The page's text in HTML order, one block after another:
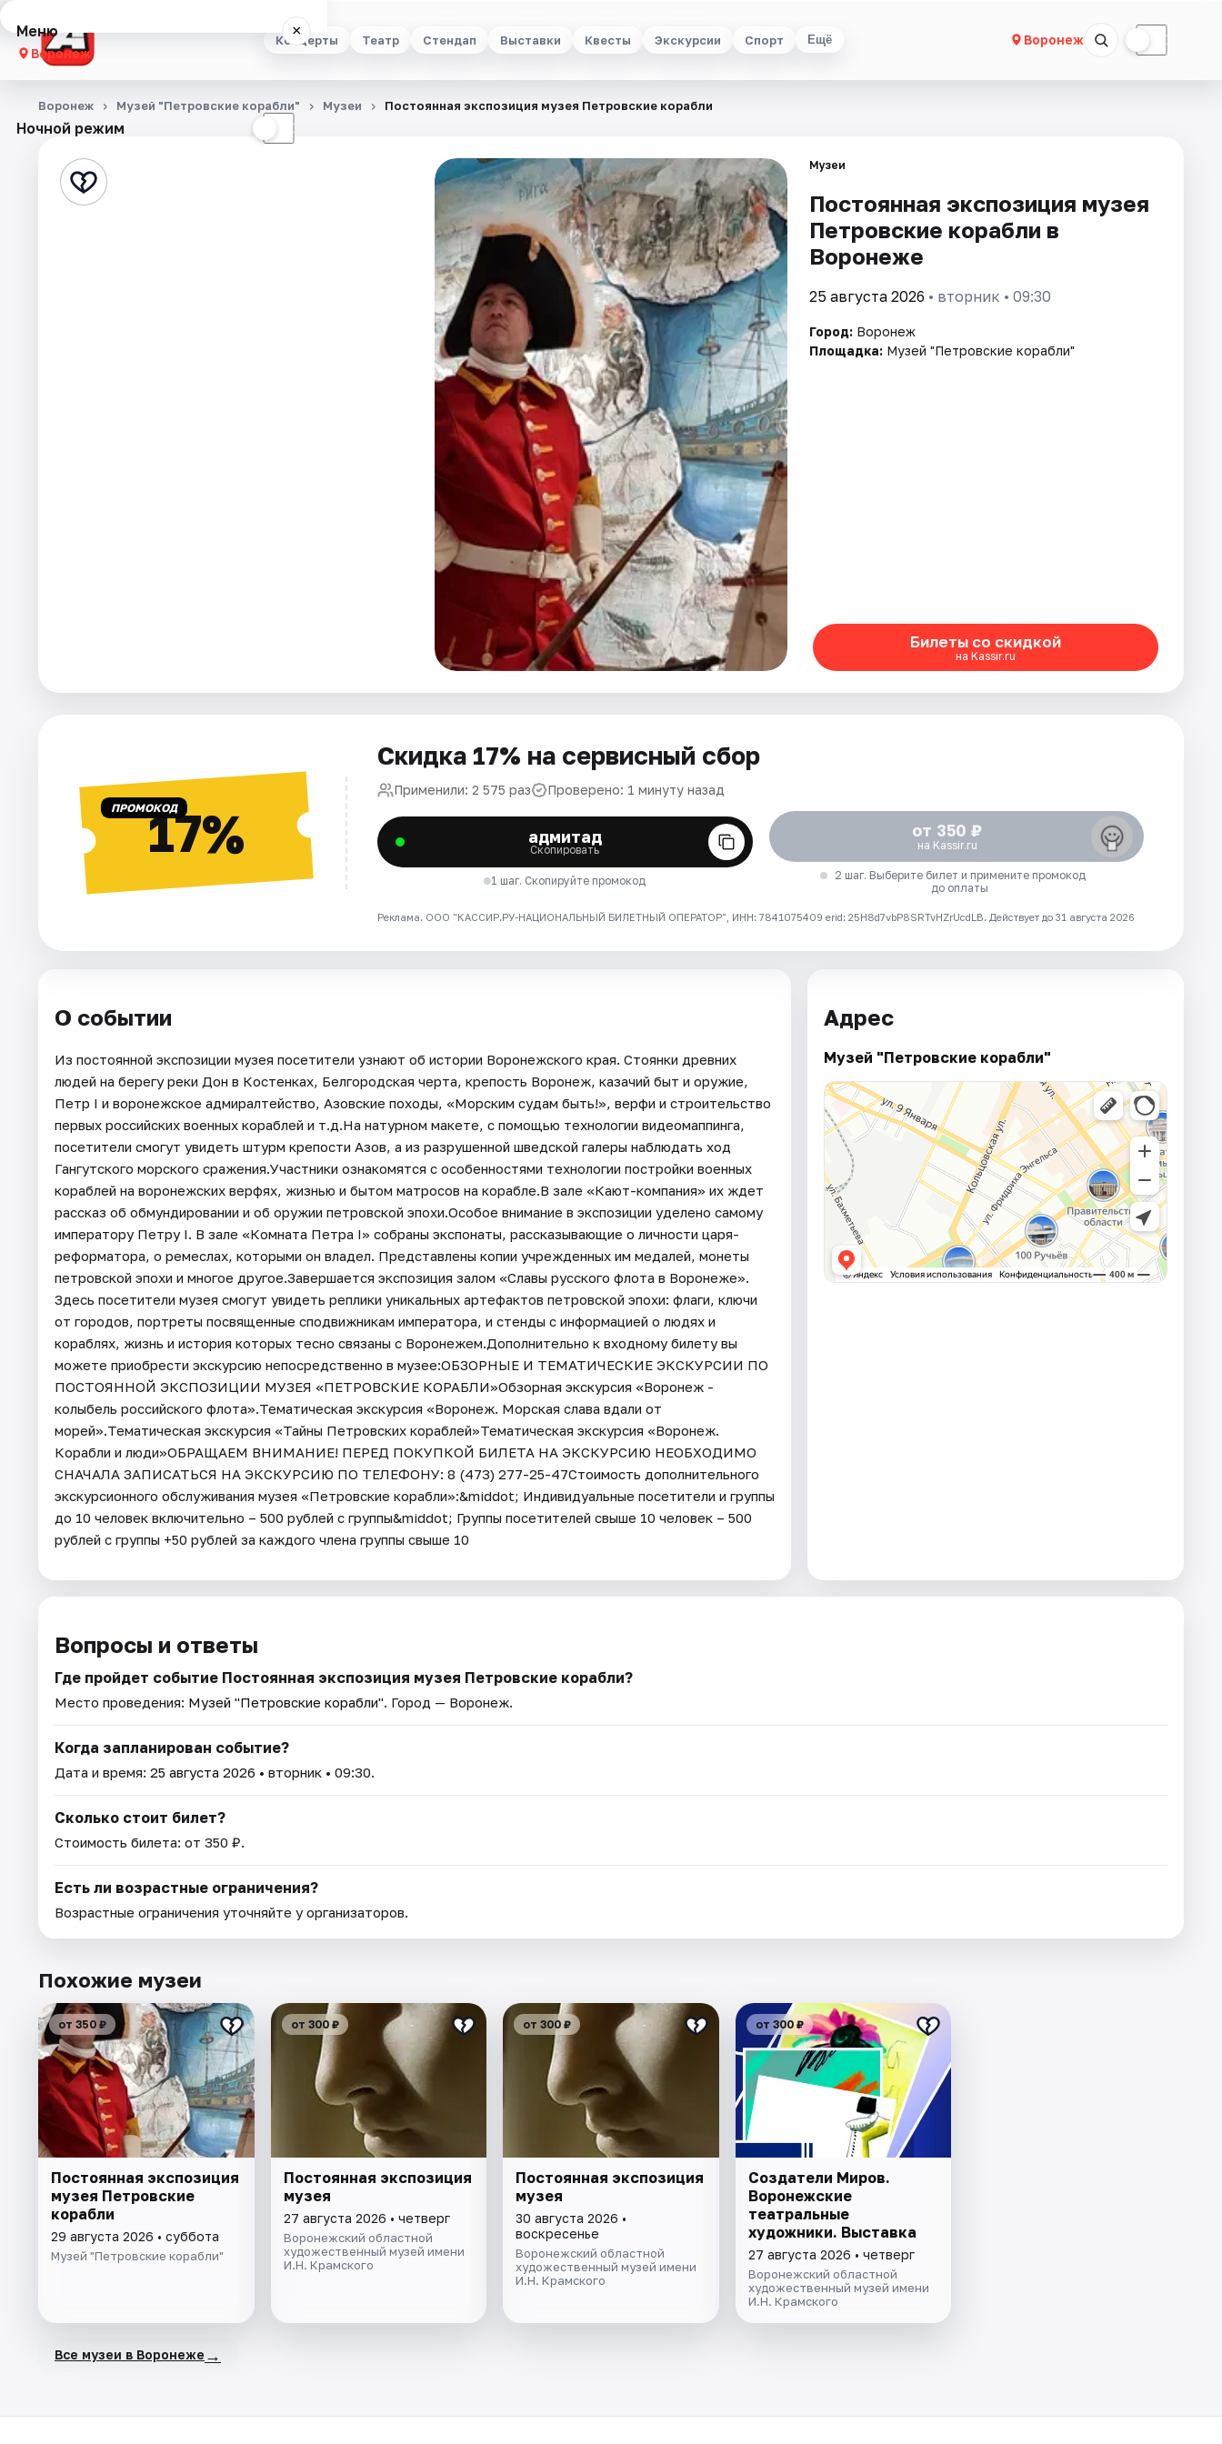
Концерты Театр Стендап Выставки Квесты Экскурсии Спорт Ещё Воронеж ☾
Меню ×
Воронеж
Концерты
Стендап
Ночной режим ☾
Воронеж Музей "Петровские корабли" Музеи Постоянная экспозиция музея Петровские корабли
Музеи
Постоянная экспозиция музея
Петровские корабли в
Воронеже
25 августа 2026 • вторник • 09:30
Город: Воронеж
Площадка: Музей "Петровские корабли"
Билеты со скидкой
на Kassir.ru
ПРОМОКОД17%
Скидка 17% на сервисный сбор
Применили: 2 575 раз Проверено: 1 минуту назад
адмитад
Скопировать
1 шаг. Скопируйте промокод
от 350 ₽
на Kassir.ru
2 шаг. Выберите билет и примените промокод
до оплаты
Реклама. ООО "КАССИР.РУ-НАЦИОНАЛЬНЫЙ БИЛЕТНЫЙ ОПЕРАТОР", ИНН: 7841075409 erid: 25H8d7vbP8SRTvHZrUcdLB. Действует до 31 августа 2026
О событии
Из постоянной экспозиции музея посетители узнают об истории Воронежского края. Стоянки древних
людей на берегу реки Дон в Костенках, Белгородская черта, крепость Воронеж, казачий быт и оружие,
Петр I и воронежское адмиралтейство, Азовские походы, «Морским судам быть!», верфи и строительство
первых российских военных кораблей и т.д.На натурном макете, с помощью технологии видеомаппинга,
посетители смогут увидеть штурм крепости Азов, а из разрушенной шведской галеры наблюдать ход
Гангутского морского сражения.Участники ознакомятся с особенностями технологии постройки военных
кораблей на воронежских верфях, жизнью и бытом матросов на корабле.В зале «Кают-компания» их ждет
рассказ об обмундировании и об оружии петровской эпохи.Особое внимание в экспозиции уделено самому
императору Петру I. В зале «Комната Петра I» собраны экспонаты, рассказывающие о личности царя-
реформатора, о ремеслах, которыми он владел. Представлены копии учрежденных им медалей, монеты
петровской эпохи и многое другое.Завершается экспозиция залом «Славы русского флота в Воронеже».
Здесь посетители музея смогут увидеть реплики уникальных артефактов петровской эпохи: флаги, ключи
от городов, портреты посвященные сподвижникам императора, и стенды с информацией о людях и
кораблях, жизнь и история которых тесно связаны с Воронежем.Дополнительно к входному билету вы
можете приобрести экскурсию непосредственно в музее:ОБЗОРНЫЕ И ТЕМАТИЧЕСКИЕ ЭКСКУРСИИ ПО
ПОСТОЯННОЙ ЭКСПОЗИЦИИ МУЗЕЯ «ПЕТРОВСКИЕ КОРАБЛИ»Обзорная экскурсия «Воронеж -
колыбель российского флота».Тематическая экскурсия «Воронеж. Морская слава вдали от
морей».Тематическая экскурсия «Тайны Петровских кораблей»Тематическая экскурсия «Воронеж.
Корабли и люди»ОБРАЩАЕМ ВНИМАНИЕ! ПЕРЕД ПОКУПКОЙ БИЛЕТА НА ЭКСКУРСИЮ НЕОБХОДИМО
СНАЧАЛА ЗАПИСАТЬСЯ НА ЭКСКУРСИЮ ПО ТЕЛЕФОНУ: 8 (473) 277-25-47Стоимость дополнительного
экскурсионного обслуживания музея «Петровские корабли»:&middot; Индивидуальные посетители и группы
до 10 человек включительно – 500 рублей с группы&middot; Группы посетителей свыше 10 человек – 500
рублей с группы +50 рублей за каждого члена группы свыше 10
Адрес
Музей "Петровские корабли"
Вопросы и ответы
Где пройдет событие Постоянная экспозиция музея Петровские корабли?
Место проведения: Музей "Петровские корабли". Город — Воронеж.
Когда запланирован событие?
Дата и время: 25 августа 2026 • вторник • 09:30.
Сколько стоит билет?
Стоимость билета: от 350 ₽.
Есть ли возрастные ограничения?
Возрастные ограничения уточняйте у организаторов.
Похожие музеи
от 350 ₽
Постоянная экспозиция
музея Петровские
корабли
29 августа 2026 • суббота
Музей "Петровские корабли"
от 300 ₽
Постоянная экспозиция
музея
27 августа 2026 • четверг
Воронежский областной
художественный музей имени
И.Н. Крамского
от 300 ₽
Постоянная экспозиция
музея
30 августа 2026 •
воскресенье
Воронежский областной
художественный музей имени
И.Н. Крамского
от 300 ₽
Создатели Миров.
Воронежские
театральные
художники. Выставка
27 августа 2026 • четверг
Воронежский областной
художественный музей имени
И.Н. Крамского
Все музеи в Воронеже →